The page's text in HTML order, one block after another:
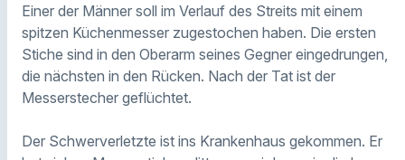
Einer der Männer soll im Verlauf des Streits mit einem
spitzen Küchenmesser zugestochen haben. Die ersten
Stiche sind in den Oberarm seines Gegner eingedrungen,
die nächsten in den Rücken. Nach der Tat ist der
Messerstecher geflüchtet.
Der Schwerverletzte ist ins Krankenhaus gekommen. Er